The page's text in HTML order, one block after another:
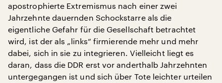
apostrophierte Extremismus nach einer zwei
Jahrzehnte dauernden Schockstarre als die
eigentliche Gefahr für die Gesellschaft betrachtet
wird, ist der als „links“ firmierende mehr und mehr
dabei, sich in sie zu integrieren. Vielleicht liegt es
daran, dass die DDR erst vor anderthalb Jahrzehnten
untergegangen ist und sich über Tote leichter urteilen